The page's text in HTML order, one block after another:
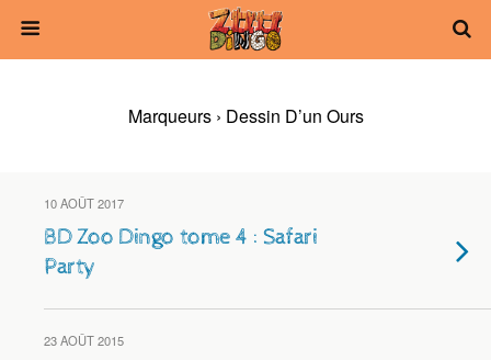
Marqueurs › Dessin D’un Ours
10 AOÛT 2017
BD Zoo Dingo tome 4 : Safari
Party
23 AOÛT 2015